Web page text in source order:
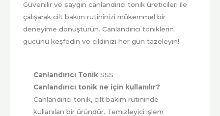
Güvenilir ve saygın canlandırıcı tonik üreticileri ile
çalışarak cilt bakım rutininizi mükemmel bir
deneyime dönüştürün. Canlandırıcı toniklerin
gücünü keşfedin ve cildinizi her gün tazeleyin!
Canlandırıcı TonikSSS
Canlandırıcı tonik ne için kullanılır?
Canlandırıcı tonik, cilt bakım rutininde
kullanılan bir üründür. Temizleyici işlem